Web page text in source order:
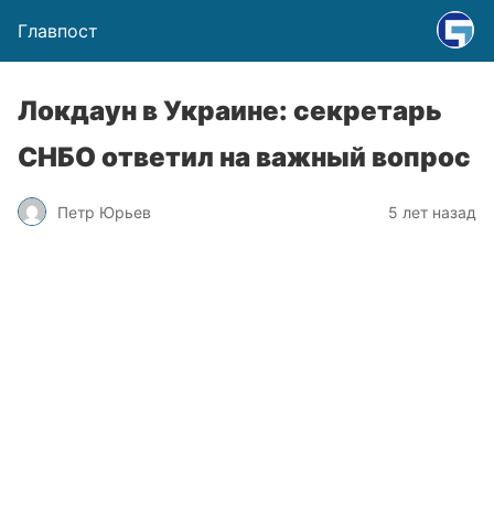
Главпост
Локдаун в Украине: секретарь
СНБО ответил на важный вопрос
Петр Юрьев 5 лет назад